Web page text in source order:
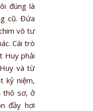
đúng là
cũ. Đứa
vô tư
Cái trò
Huy phải
và từ
kỷ niệm,
thô sơ, ở
đầy hơi